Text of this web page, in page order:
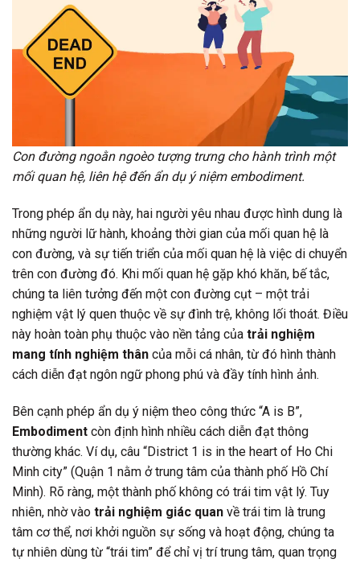
Con đường ngoằn ngoèo tượng trưng cho hành trình một
mối quan hệ, liên hệ đến ẩn dụ ý niệm embodiment.
Trong phép ẩn dụ này, hai người yêu nhau được hình dung là
những người lữ hành, khoảng thời gian của mối quan hệ là
con đường, và sự tiến triển của mối quan hệ là việc di chuyển
trên con đường đó. Khi mối quan hệ gặp khó khăn, bế tắc,
chúng ta liên tưởng đến một con đường cụt – một trải
nghiệm vật lý quen thuộc về sự đình trệ, không lối thoát. Điều
này hoàn toàn phụ thuộc vào nền tảng của trải nghiệm
mang tính nghiệm thân của mỗi cá nhân, từ đó hình thành
cách diễn đạt ngôn ngữ phong phú và đầy tính hình ảnh.
Bên cạnh phép ẩn dụ ý niệm theo công thức “A is B”,
Embodiment còn định hình nhiều cách diễn đạt thông
thường khác. Ví dụ, câu “District 1 is in the heart of Ho Chi
Minh city” (Quận 1 nằm ở trung tâm của thành phố Hồ Chí
Minh). Rõ ràng, một thành phố không có trái tim vật lý. Tuy
nhiên, nhờ vào trải nghiệm giác quan về trái tim là trung
tâm cơ thể, nơi khởi nguồn sự sống và hoạt động, chúng ta
tự nhiên dùng từ “trái tim” để chỉ vị trí trung tâm, quan trọng